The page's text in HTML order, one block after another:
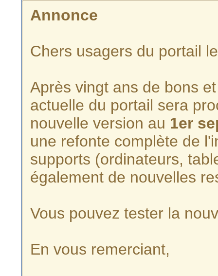
Annonce
Chers usagers du portail
Après vingt ans de bons
actuelle du portail sera
nouvelle version au 1er
une refonte complète de
supports (ordinateurs,
également de nouvelles
Vous pouvez tester la
En vous remerciant,